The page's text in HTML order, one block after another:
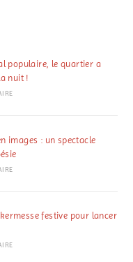
populaire, le quartier a
nuit !
images : un spectacle
festive pour lancer